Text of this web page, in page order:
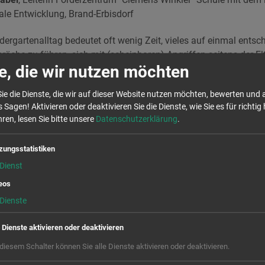
Entwicklung, Brand-Erbisdorf
bedeutet oft wenig Zeit, vieles auf einmal
zu führen, sich mit (scheinbaren) Angriffen seitens der
müssen, unmotivierte Schüler vom Gegenteil überzeugen,
unter Kollegen zu verhindern, und vieles mehr. Vieles
gesagt werden. Schnell gerät man dann in kommunikative
ist, nicht zu kommunizieren und dass der Beziehungsaspekt
und Antipathie um, wie mit den verschiedenen
über die Kommunikation? Helfen die „Vier Ohren“ in der
immer dann anwenden, wenn es im Alltag besonders „heiß“
im Team erfolgreich funktionieren kann, wird
und an Beispielen aus dem Schulalltag einer Schule mit dem
thematisiert.
die wir nutzen möchten
die Dienste, die wir auf dieser Website nutzen möchten, bewerten und
Sagen! Aktivieren oder deaktivieren Sie die Dienste, wie Sie es für richtig
lesen Sie bitte unsere Datenschutzerklärung.
Dienst
Dienste
Dienste aktivieren oder deaktivieren
Schalter können Sie alle Dienste aktivieren oder deaktivieren.